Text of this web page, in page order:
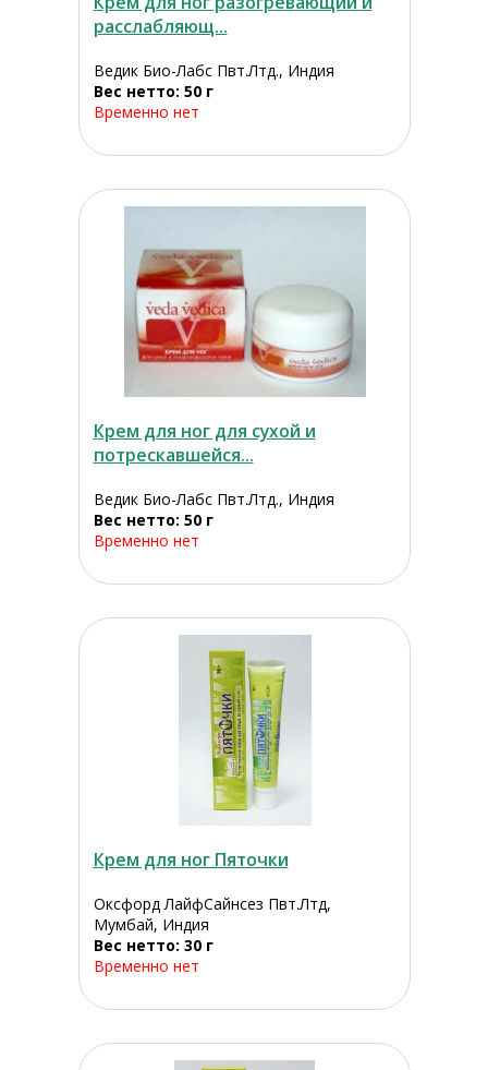
расслабляющ...
Ведик Био-Лабс Пвт.Лтд., Индия
Вес нетто: 50 г
Временно нет
Крем для ног для сухой и
потрескавшейся...
Ведик Био-Лабс Пвт.Лтд., Индия
Вес нетто: 50 г
Временно нет
Крем для ног Пяточки
Оксфорд ЛайфСайнсез Пвт.Лтд,
Мумбай, Индия
Вес нетто: 30 г
Временно нет